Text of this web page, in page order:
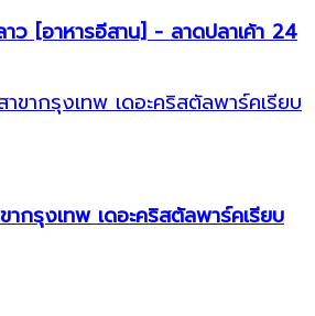
าว [อาหารอีสาน] - ลาดปลาเค้า 24
กรุงเทพ เดอะคริสตัลพาร์คเรียบ